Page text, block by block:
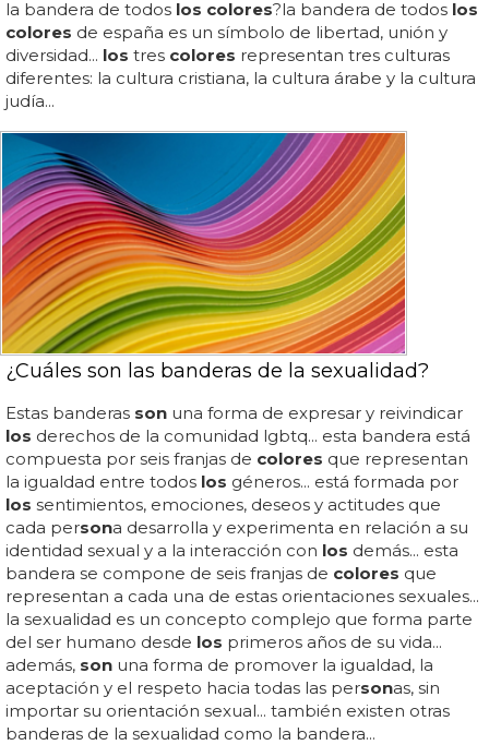
la bandera de todos los colores?la bandera de todos los
colores de españa es un símbolo de libertad, unión y
diversidad... los tres colores representan tres culturas
diferentes: la cultura cristiana, la cultura árabe y la cultura
judía...
¿Cuáles son las banderas de la sexualidad?
Estas banderas son una forma de expresar y reivindicar
los derechos de la comunidad lgbtq... esta bandera está
compuesta por seis franjas de colores que representan
la igualdad entre todos los géneros... está formada por
los sentimientos, emociones, deseos y actitudes que
cada persona desarrolla y experimenta en relación a su
identidad sexual y a la interacción con los demás... esta
bandera se compone de seis franjas de colores que
representan a cada una de estas orientaciones sexuales...
la sexualidad es un concepto complejo que forma parte
del ser humano desde los primeros años de su vida...
además, son una forma de promover la igualdad, la
aceptación y el respeto hacia todas las personas, sin
importar su orientación sexual... también existen otras
banderas de la sexualidad como la bandera...